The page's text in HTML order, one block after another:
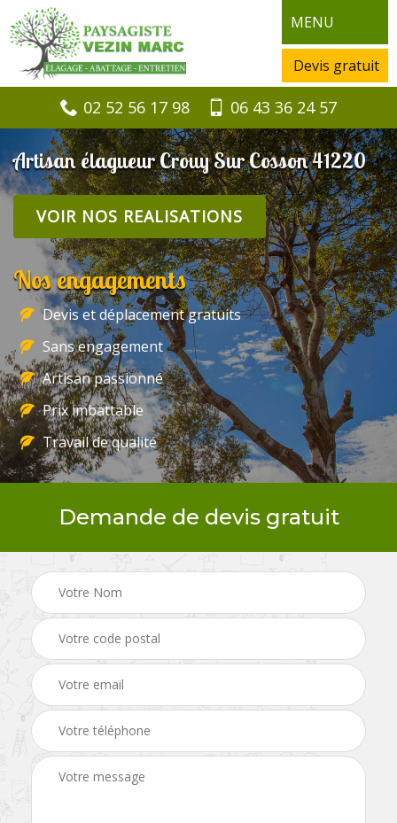
MENU
Devis gratuit
02 52 56 17 98 06 43 36 24 57
Artisan élagueur Crouy Sur Cosson 41220
VOIR NOS REALISATIONS
Nos engagements
Devis et déplacement gratuits
Sans engagement
Artisan passionné
Prix imbattable
Travail de qualité
Demande de devis gratuit